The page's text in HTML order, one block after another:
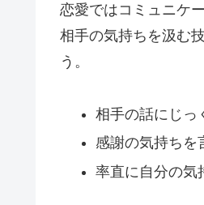
恋愛ではコミュニケ
相手の気持ちを汲む
う。
相手の話にじっ
感謝の気持ちを
率直に自分の気